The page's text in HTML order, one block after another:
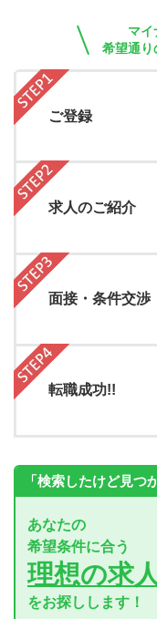
マイ
希望通り
ご登録
求人のご紹介
面接・条件交渉
転職成功!!
「検索したけど見つ
あなたの
希望条件に合う
理想の求人
をお探しします！